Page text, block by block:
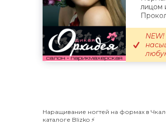
лицом
Наращивание ногтей на формах в
каталоге Blizko ⚡️